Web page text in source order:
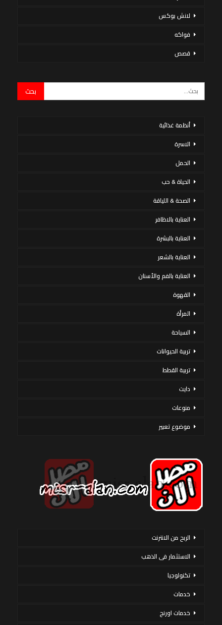
لانش بوكس
فواكه
قصص
أنظمة غذائية
الاسرة
الحمل
الحياة & حب
الصحة & اللياقة
العناية بالاظافر
العناية بالبشرة
العناية بالشعر
العناية بالفم والأسنان
القهوة
المرأة
السياحة
تربية الحيوانات
تربية القطط
دايت
منوعات
موضوع تعبير
الربح من الانترنت
الاستثمار فى الذهب
تكنولوجيا
خدمات
خدمات اورنج